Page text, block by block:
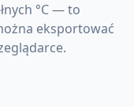
°C — to
eksportować